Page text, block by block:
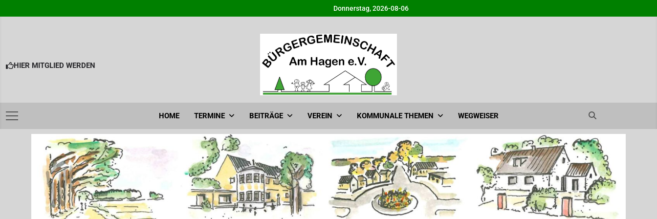
to
Donnerstag, 2026-08-06
HIER MITGLIED WERDEN
Bürgergemeinschaft am Hagen e.V. – Ahrensburg
HOME TERMINE BEITRÄGE VEREIN KOMMUNALE THEMEN WEGWEISER